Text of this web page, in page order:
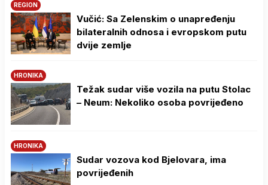
REGION
Vučić: Sa Zelenskim o unapređenju
bilateralnih odnosa i evropskom putu
dvije zemlje
HRONIKA
Težak sudar više vozila na putu Stolac
– Neum: Nekoliko osoba povrijeđeno
HRONIKA
Sudar vozova kod Bjelovara, ima
povrijeđenih